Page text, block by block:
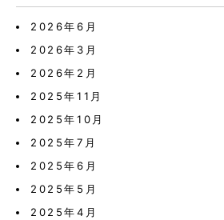
2026年6月
2026年3月
2026年2月
2025年11月
2025年10月
2025年7月
2025年6月
2025年5月
2025年4月